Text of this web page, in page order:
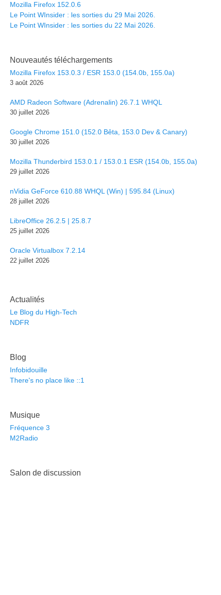
Mozilla Firefox 152.0.6
Le Point WInsider : les sorties du 29 Mai 2026.
Le Point WInsider : les sorties du 22 Mai 2026.
Nouveautés téléchargements
Mozilla Firefox 153.0.3 / ESR 153.0 (154.0b, 155.0a)
3 août 2026
AMD Radeon Software (Adrenalin) 26.7.1 WHQL
30 juillet 2026
Google Chrome 151.0 (152.0 Bêta, 153.0 Dev & Canary)
30 juillet 2026
Mozilla Thunderbird 153.0.1 / 153.0.1 ESR (154.0b, 155.0a)
29 juillet 2026
nVidia GeForce 610.88 WHQL (Win) | 595.84 (Linux)
28 juillet 2026
LibreOffice 26.2.5 | 25.8.7
25 juillet 2026
Oracle Virtualbox 7.2.14
22 juillet 2026
Actualités
Le Blog du High-Tech
NDFR
Blog
Infobidouille
There's no place like ::1
Musique
Fréquence 3
M2Radio
Salon de discussion